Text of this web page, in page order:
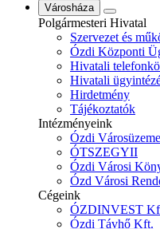
Városháza
Polgármesteri Hivatal
Szervezet és
Ózdi Központi
Hivatali
Hivatali
Hirdetmény
Tájékoztatók
Intézményeink
Ózdi
ÓTSZEGYII
Ózdi Városi
Ózd Városi
Cégeink
ÓZDINVEST
Ózdi Távhő Kft.